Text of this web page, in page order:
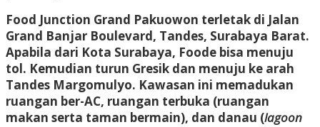
Food Junction Grand Pakuowon terletak di Jalan
Grand Banjar Boulevard, Tandes, Surabaya Barat.
Apabila dari Kota Surabaya, Foode bisa menuju
tol. Kemudian turun Gresik dan menuju ke arah
Tandes Margomulyo. Kawasan ini memadukan
ruangan ber-AC, ruangan terbuka (ruangan
makan serta taman bermain), dan danau (lagoon